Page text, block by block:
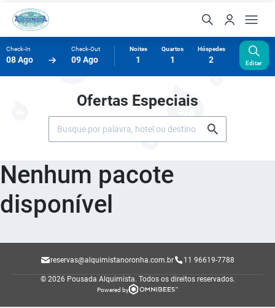
Check-In
08 Ago
Check-Out
09 Ago
Noites
1
Quartos
1
Hóspedes
2 Editar
Ofertas Especiais
Nenhum pacote
disponível
reservas@alquimistanoronha.com.br 11 96619-7788
© 2026 Pousada Alquimista. Todos os direitos reservados.
Powered by